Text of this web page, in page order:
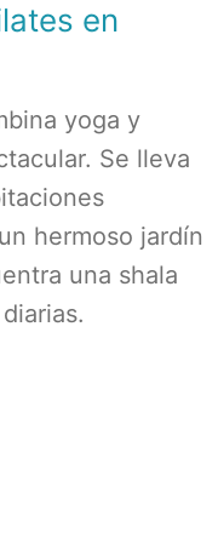
en
yoga y
Se lleva
hermoso jardín
una shala